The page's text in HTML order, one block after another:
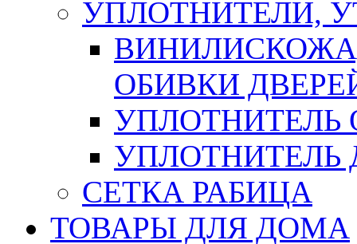
УПЛОТНИТЕЛИ,
ОБИВКИ
УПЛОТНИТЕЛЬ
СЕТКА РАБИЦА
ТОВАРЫ ДЛЯ ДОМА